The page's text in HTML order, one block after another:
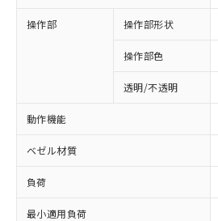
操作部 操作部形状
操作部色
透明/不透明
動作機能
ベゼル材質
負荷
最小適用負荷